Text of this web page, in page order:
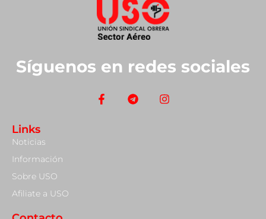
Síguenos en redes sociales
Links
Noticias
Información
Sobre USO
Afiliate a USO